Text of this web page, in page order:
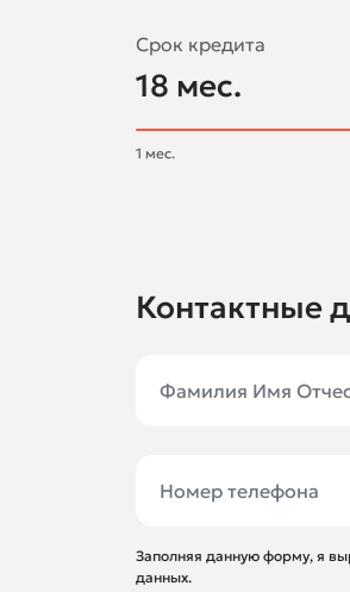
Срок кредита
18 мес.
1 мес.
Контактные
Заполняя данную форму, я
данных.